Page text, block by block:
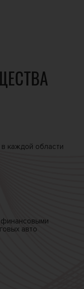
каждой области
авто